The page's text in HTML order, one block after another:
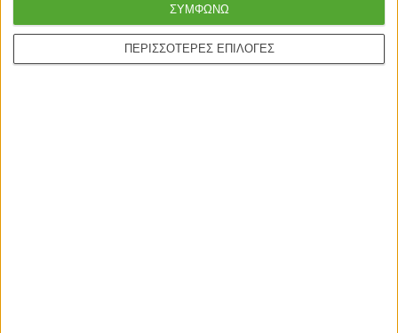
ΠΕΡΙΣΣΟΤΕΡΕΣ ΕΠΙΛΟΓΕΣ
ΣΥΜΦΩΝΩ